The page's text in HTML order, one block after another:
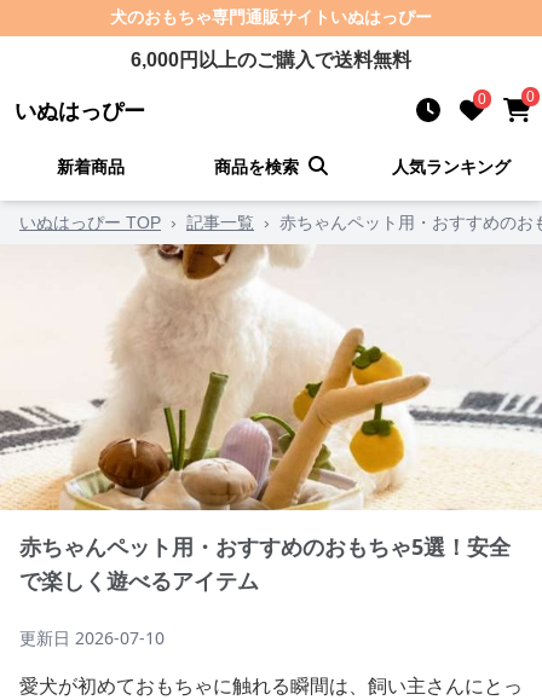
犬のおもちゃ専門通販サイト いぬはっぴー
6,000円以上のご購入で送料無料
いぬはっぴー 0 0
新着商品 商品を検索 人気ランキング
いぬはっぴー TOP › 記事一覧 › 赤ちゃんペット用・おすすめの
赤ちゃんペット用・おすすめのおもちゃ5選！安全
で楽しく遊べるアイテム
更新日 2026-07-10
愛犬が初めておもちゃに触れる瞬間は、飼い主さんにとっ